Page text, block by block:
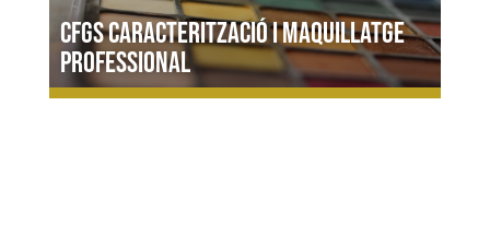
CFGS Caracterització i maquillatge
professional